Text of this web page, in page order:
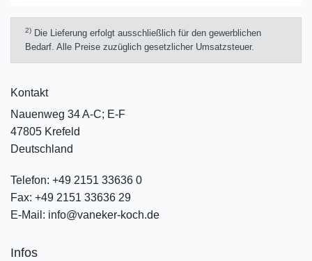
2) Die Lieferung erfolgt ausschließlich für den gewerblichen
Bedarf. Alle Preise zuzüglich gesetzlicher Umsatzsteuer.
Kontakt
Nauenweg 34 A-C; E-F
47805 Krefeld
Deutschland
Telefon: +49 2151 33636 0
Fax: +49 2151 33636 29
E-Mail: info@vaneker-koch.de
Infos